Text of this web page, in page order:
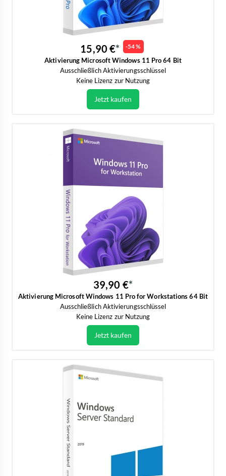
15,90 € -54 %
Aktivierung Microsoft Windows 11 Pro 64 Bit
Ausschließlich Aktivierungsschlüssel
Keine Lizenz zur Nutzung
Jetzt kaufen
39,90 €
Aktivierung Microsoft Windows 11 Pro for Workstations 64 Bit
Ausschließlich Aktivierungsschlüssel
Keine Lizenz zur Nutzung
Jetzt kaufen